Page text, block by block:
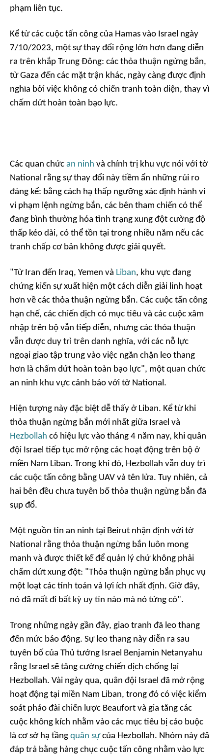
phạm liên tục.
Kể từ các cuộc tấn công của Hamas vào Israel ngày
7/10/2023, một sự thay đổi rộng lớn hơn đang diễn
ra trên khắp Trung Đông: các thỏa thuận ngừng bắn,
từ Gaza đến các mặt trận khác, ngày càng được định
nghĩa bởi việc không có chiến tranh toàn diện, thay vì
chấm dứt hoàn toàn bạo lực.
Các quan chức an ninh và chính trị khu vực nói với tờ
National rằng sự thay đổi này tiềm ẩn những rủi ro
đáng kể: bằng cách hạ thấp ngưỡng xác định hành vi
vi phạm lệnh ngừng bắn, các bên tham chiến có thể
đang bình thường hóa tình trạng xung đột cường độ
thấp kéo dài, có thể tồn tại trong nhiều năm nếu các
tranh chấp cơ bản không được giải quyết.
"Từ Iran đến Iraq, Yemen và Liban, khu vực đang
chứng kiến sự xuất hiện một cách diễn giải linh hoạt
hơn về các thỏa thuận ngừng bắn. Các cuộc tấn công
hạn chế, các chiến dịch có mục tiêu và các cuộc xâm
nhập trên bộ vẫn tiếp diễn, nhưng các thỏa thuận
vẫn được duy trì trên danh nghĩa, với các nỗ lực
ngoại giao tập trung vào việc ngăn chặn leo thang
hơn là chấm dứt hoàn toàn bạo lực", một quan chức
an ninh khu vực cảnh báo với tờ National.
Hiện tượng này đặc biệt dễ thấy ở Liban. Kể từ khi
thỏa thuận ngừng bắn mới nhất giữa Israel và
Hezbollah có hiệu lực vào tháng 4 năm nay, khi quân
đội Israel tiếp tục mở rộng các hoạt động trên bộ ở
miền Nam Liban. Trong khi đó, Hezbollah vẫn duy trì
các cuộc tấn công bằng UAV và tên lửa. Tuy nhiên, cả
hai bên đều chưa tuyên bố thỏa thuận ngừng bắn đã
sụp đổ.
Một nguồn tin an ninh tại Beirut nhận định với tờ
National rằng thỏa thuận ngừng bắn luôn mong
manh và được thiết kế để quản lý chứ không phải
chấm dứt xung đột: "Thỏa thuận ngừng bắn phục vụ
một loạt các tính toán và lợi ích nhất định. Giờ đây,
nó đã mất đi bất kỳ uy tín nào mà nó từng có".
Trong những ngày gần đây, giao tranh đã leo thang
đến mức báo động. Sự leo thang này diễn ra sau
tuyên bố của Thủ tướng Israel Benjamin Netanyahu
rằng Israel sẽ tăng cường chiến dịch chống lại
Hezbollah. Vài ngày qua, quân đội Israel đã mở rộng
hoạt động tại miền Nam Liban, trong đó có việc kiểm
soát pháo đài chiến lược Beaufort và gia tăng các
cuộc không kích nhằm vào các mục tiêu bị cáo buộc
là cơ sở hạ tầng quân sựcủa Hezbollah. Nhóm này đã
đáp trả bằng hàng chục cuộc tấn công nhằm vào lực